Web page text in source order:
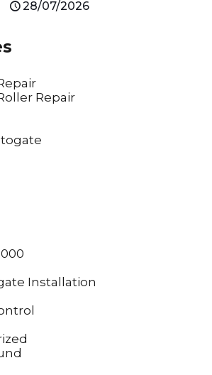
28/07/2026
Repair
Installation